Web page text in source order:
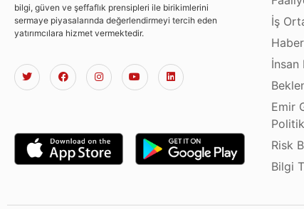
bilgi, güven ve şeffaflık prensipleri ile birikimlerini
sermaye piyasalarında değerlendirmeyi tercih eden
yatırımcılara hizmet vermektedir.
İş
İnsan
Emir
Risk
Bilgi